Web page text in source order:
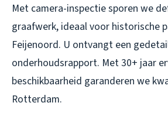
Met camera-inspectie sporen we
graafwerk, ideaal voor historische
Feijenoord. U ontvangt een
onderhoudsrapport. Met 30+ jaar
beschikbaarheid garanderen we
Rotterdam.